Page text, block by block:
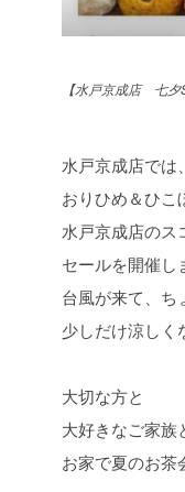
【水戸京成店 七
水戸京成店で
おりひめ＆ひこ
水戸京成店のス
セールを開催し
台風が来て、ち
少しだけ涼し
大切な方と
大好きなご家族
お家で夏のお